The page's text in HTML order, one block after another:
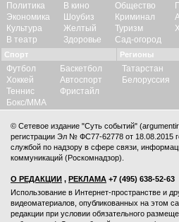
Политика
Экономика
Культура
В театр
В кино
Шоубиз
Желтый
Здоровье
Общество
Криминал
Туризм
Сад-огород
Спорт
Футбол
Хоккей
Теннис
Бокс/ММА
Баскетбол
Автоспорт
Фристайл
Регионы
Татарстан
Белоруссия
© Сетевое издание "Суть событий"
регистрации Эл № ФС77-62778 от 18.08.2015
службой по надзору в сфере связи,
коммуникаций (Роскомнадзор).
О РЕДАКЦИИ , РЕКЛАМА +7 (495) 638-52-63
Использование в Интернет-пространстве и
видеоматериалов, опубликованных на этом
редакции при условии обязательного